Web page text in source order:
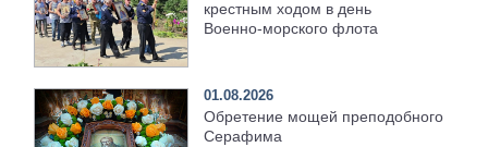
крестным ходом в день
Военно‑морского флота
01.08.2026
Обретение мощей преподобного
Серафима